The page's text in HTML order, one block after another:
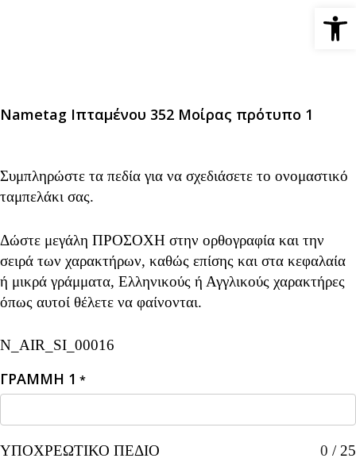
Nametag Ιπταμένου 352 Μοίρας πρότυπο 1
Συμπληρώστε τα πεδία για να σχεδιάσετε το ονομαστικό
ταμπελάκι σας.
Δώστε μεγάλη ΠΡΟΣΟΧΗ στην ορθογραφία και την
σειρά των χαρακτήρων, καθώς επίσης και στα κεφαλαία
ή μικρά γράμματα, Ελληνικούς ή Αγγλικούς χαρακτήρες
όπως αυτοί θέλετε να φαίνονται.
N_AIR_SI_00016
ΓΡΑΜΜΗ 1 *
0 / 25
ΥΠΟΧΡΕΩΤΙΚΟ ΠΕΔΙΟ